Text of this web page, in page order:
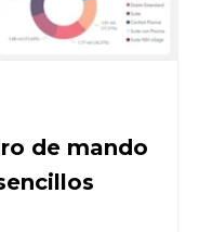
de mando